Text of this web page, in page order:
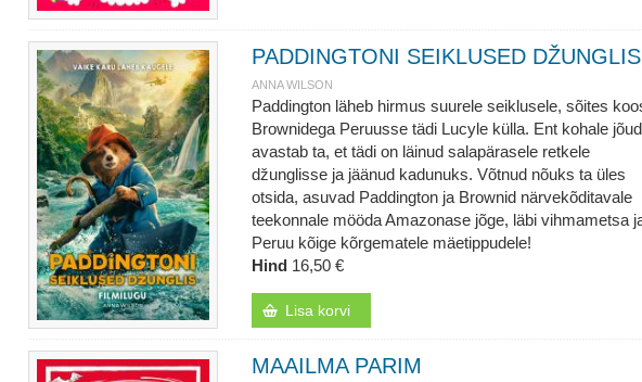
PADDINGTONI SEIKLUSED DŽUNGLIS
ANNA WILSON
Paddington läheb hirmus suurele seiklusele, sõites
Brownidega Peruusse tädi Lucyle külla. Ent kohale
avastab ta, et tädi on läinud salapärasele retkele
džunglisse ja jäänud kadunuks. Võtnud nõuks ta üles
otsida, asuvad Paddington ja Brownid närvekõditavale
teekonnale mööda Amazonase jõge, läbi vihmametsa
Peruu kõige kõrgematele mäetippudele!
Hind 16,50 €
Lisa korvi
MAAILMA PARIM